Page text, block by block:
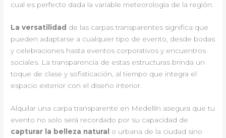
cual es perfecto dada la variable meteorología de la región.
La versatilidad de las carpas transparentes significa que
pueden adaptarse a cualquier tipo de evento, desde bodas
y celebraciones hasta eventos corporativos y encuentros
sociales. La transparencia de estas estructuras brinda un
toque de clase y sofisticación, al tiempo que integra el
espacio exterior con el diseño interior.
Alquilar una carpa transparente en Medellín asegura que tu
evento no solo será recordado por su capacidad de
capturar la belleza natural
o urbana de la ciudad sino